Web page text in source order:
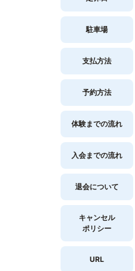
駐車場
支払方法
予約方法
体験までの流れ
入会までの流れ
退会について
キャンセル
ポリシー
URL